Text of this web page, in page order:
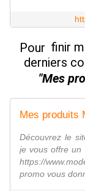
Pour finir
derniers
"Mes
Mes produits
Découvrez le
je vous offre un
https://
promo vous